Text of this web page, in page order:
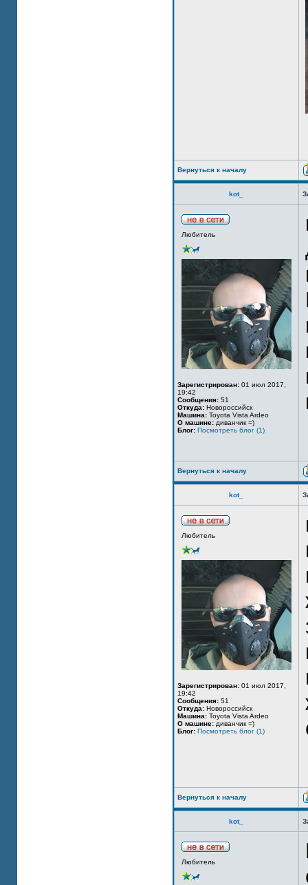
Вернуться к началу
kot_
Любитель
Зарегистрирован: 01 июл 2017,
19:42
Сообщения: 51
Откуда: Новороссийск
Машина: Toyota Vista Ardeo
О машине: диванчик =)
Блог: Посмотреть блог (1)
Вернуться к началу
kot_
Любитель
Зарегистрирован: 01 июл 2017,
19:42
Сообщения: 51
Откуда: Новороссийск
Машина: Toyota Vista Ardeo
О машине: диванчик =)
Блог: Посмотреть блог (1)
Вернуться к началу
kot_
Любитель